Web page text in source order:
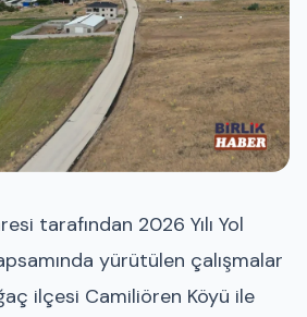
tarafından 2026 Yılı Yol
yürütülen çalışmalar
ilçesi Camiliören Köyü ile